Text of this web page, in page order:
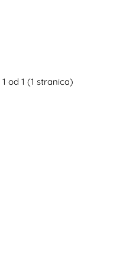
od 1 (1 stranica)